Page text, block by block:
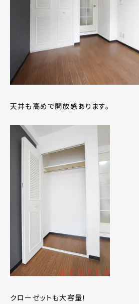
天井も高めで開放感あります。
クローゼットも大容量！